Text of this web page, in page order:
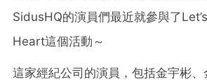
SidusHQ的演員們最近就參與了
Heart這個活動～
這家經紀公司的演員，包括金宇彬、